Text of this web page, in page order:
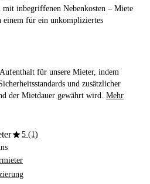
mit inbegriffenen Nebenkosten – Miete
einem für ein unkompliziertes
für unsere Mieter, indem
und zusätzlicher
der Mietdauer gewährt wird. Mehr
star5 (1)